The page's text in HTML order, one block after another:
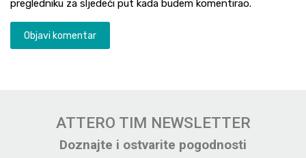
pregledniku za sljedeći put kada budem komentirao.
ATTERO TIM NEWSLETTER
Doznajte i ostvarite pogodnosti